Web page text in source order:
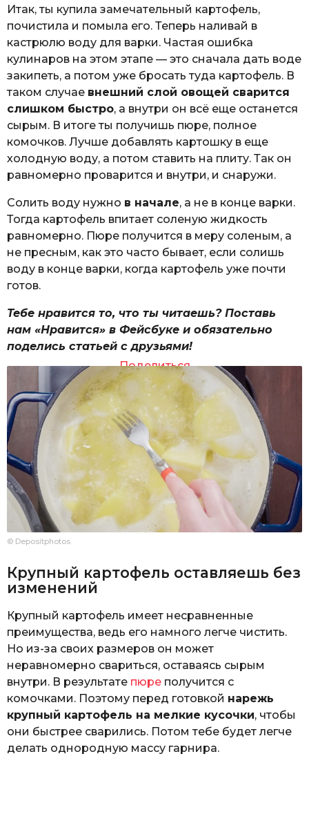
Итак, ты купила замечательный картофель,
почистила и помыла его. Теперь наливай в
кастрюлю воду для варки. Частая ошибка
кулинаров на этом этапе — это сначала дать воде
закипеть, а потом уже бросать туда картофель. В
таком случае внешний слой овощей сварится
слишком быстро, а внутри он всё еще останется
сырым. В итоге ты получишь пюре, полное
комочков. Лучше добавлять картошку в еще
холодную воду, а потом ставить на плиту. Так он
равномерно проварится и внутри, и снаружи.
Солить воду нужно в начале, а не в конце варки.
Тогда картофель впитает соленую жидкость
равномерно. Пюре получится в меру соленым, а
не пресным, как это часто бывает, если солишь
воду в конце варки, когда картофель уже почти
готов.
Тебе нравится то, что ты читаешь? Поставь
нам «Нравится» в Фейсбуке и обязательно
поделись статьей с друзьями!
Поделиться
© Depositphotos
Крупный картофель оставляешь без
изменений
Крупный картофель имеет несравненные
преимущества, ведь его намного легче чистить.
Но из-за своих размеров он может
неравномерно свариться, оставаясь сырым
внутри. В результате пюре получится с
комочками. Поэтому перед готовкой нарежь
крупный картофель на мелкие кусочки, чтобы
они быстрее сварились. Потом тебе будет легче
делать однородную массу гарнира.